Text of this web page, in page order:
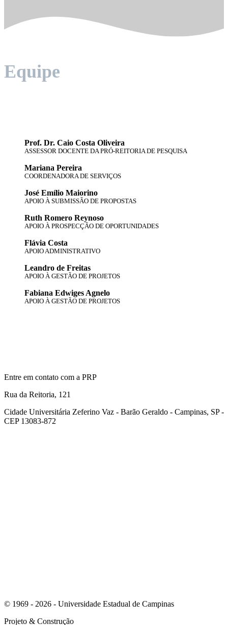
Equipe
Prof. Dr. Caio Costa Oliveira
ASSESSOR DOCENTE DA PRÓ-REITORIA DE PESQUISA
Mariana Pereira
COORDENADORA DE SERVIÇOS
José Emílio Maiorino
APOIO À SUBMISSÃO DE PROPOSTAS
Ruth Romero Reynoso
APOIO À PROSPECÇÃO DE OPORTUNIDADES
Flávia Costa
APOIO ADMINISTRATIVO
Leandro de Freitas
APOIO À GESTÃO DE PROJETOS
Fabiana Edwiges Agnelo
APOIO À GESTÃO DE PROJETOS
Entre em contato com a PRP
Rua da Reitoria, 121
Cidade Universitária Zeferino Vaz - Barão Geraldo - Campinas, SP -
CEP 13083-872
© 1969 - 2026 - Universidade Estadual de Campinas
Projeto & Construção